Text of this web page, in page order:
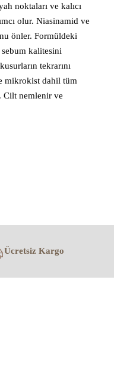
noktaları ve kalıcı
olur. Niasinamid ve
önler. Formüldeki
kalitesini
tekrarını
mikrokist dahil tüm
Cilt nemlenir ve
Ücretsiz Kargo